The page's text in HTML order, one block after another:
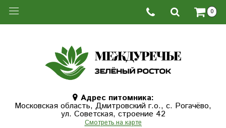
0
Адрес питомника:
Московская область, Дмитровcкий г.о., с. Рогачёво,
ул. Советская, строение 42
Смотреть на карте